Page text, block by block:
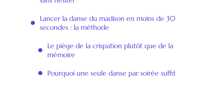
Lancer la danse du madison en moins de 30
secondes : la méthode
Le piège de la crispation plutôt que de la
mémoire
Pourquoi une seule danse par soirée suffit